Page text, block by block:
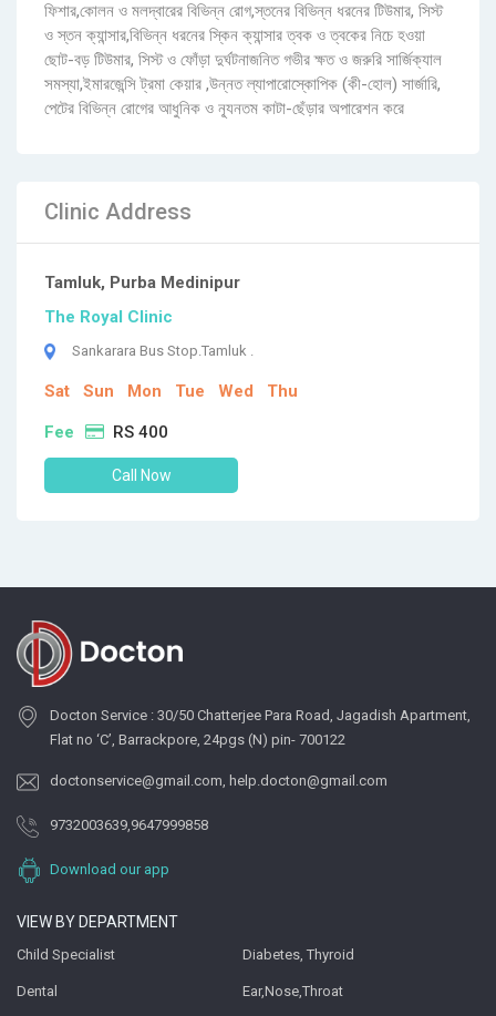
ফিশার,কোলন ও মলদ্বারের বিভিন্ন রোগ,স্তনের বিভিন্ন ধরনের টিউমার, সিস্ট
ও স্তন ক্যান্সার,বিভিন্ন ধরনের স্কিন ক্যান্সার ত্বক ও ত্বকের নিচে হওয়া
ছোট-বড় টিউমার, সিস্ট ও ফোঁড়া দুর্ঘটনাজনিত গভীর ক্ষত ও জরুরি সার্জিক্যাল
সমস্যা,ইমারজেন্সি ট্রমা কেয়ার ,উন্নত ল্যাপারোস্কোপিক (কী-হোল) সার্জারি,
পেটের বিভিন্ন রোগের আধুনিক ও ন্যূনতম কাটা-ছেঁড়ার অপারেশন করে
Clinic Address
Tamluk, Purba Medinipur
The Royal Clinic
Sankarara Bus Stop.Tamluk .
Sat Sun Mon Tue Wed Thu
Fee RS 400
Call Now
Docton Service : 30/50 Chatterjee Para Road, Jagadish Apartment,
Flat no ‘C’, Barrackpore, 24pgs (N) pin- 700122
doctonservice@gmail.com, help.docton@gmail.com
9732003639,9647999858
Download our app
VIEW BY DEPARTMENT
Child Specialist Diabetes, Thyroid
Dental Ear,Nose,Throat